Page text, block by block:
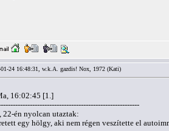
24 16:48:31, w.k.A. gazdis! Nox, 1972 (Kati)
16:02:45 [1.]
22-én nyolcan utaztak:
egy hölgy, aki nem régen veszítette el